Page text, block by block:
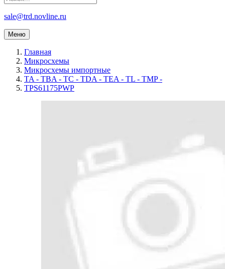
sale@trd.novline.ru
Меню
Главная
Микросхемы
Микросхемы импортные
TA - TBA - TC - TDA - TEA - TL - TMP -
TPS61175PWP